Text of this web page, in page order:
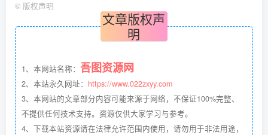
© 版权声明
文章版权声
明
1、本网站名称： 吾图资源网
2、本站永久网址： https://www.022zxyy.com
3、本网站的文章部分内容可能来源于网络，不保证100%完整、
不提供任何技术支持。资源仅供大家学习与参考。
4、下载本站资源请在法律允许范围内使用，请勿用于非法用途，